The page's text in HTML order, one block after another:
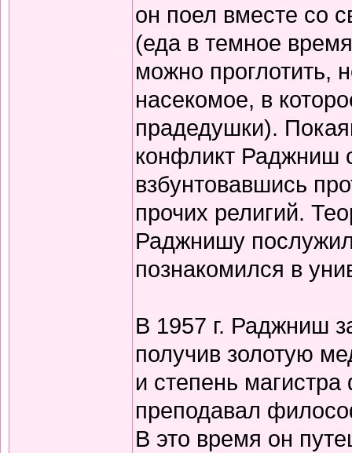
он поел вместе со
(еда в темное
можно проглотить,
насекомое, в
прадедушки).
конфликт Раджниш
взбунтовавшись
прочих религий.
Раджнишу
познакомился в
В 1957 г. Раджниш
получив золотую
и степень
преподавал
В это время он